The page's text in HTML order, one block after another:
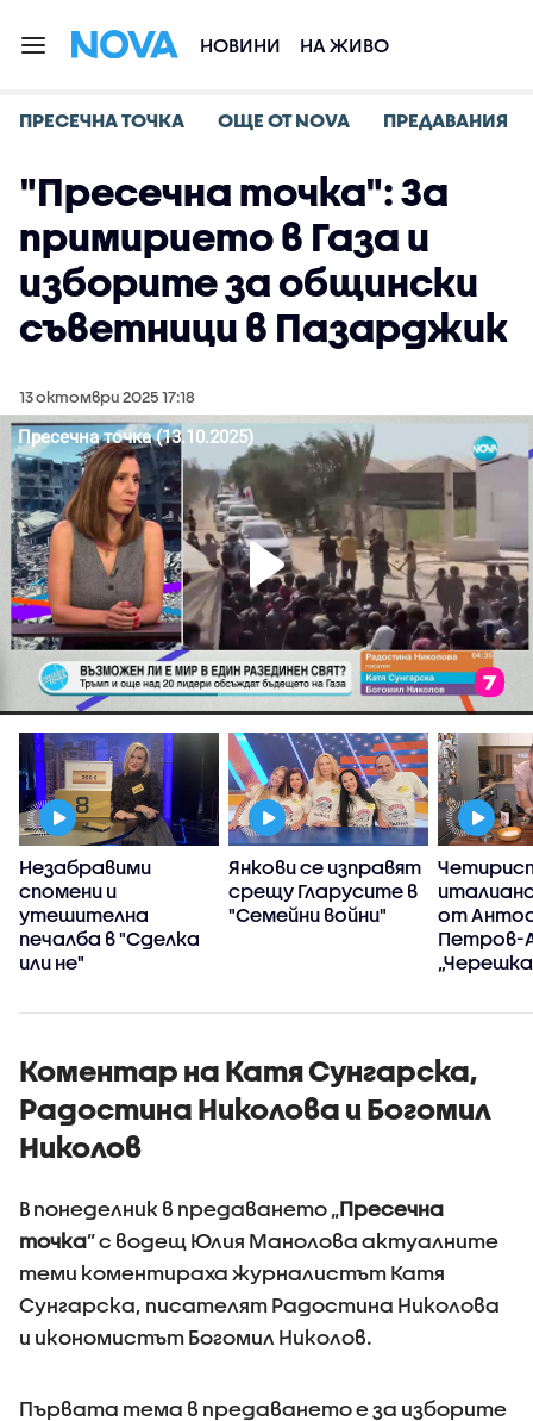
НОВИНИ НА ЖИВО
ПРЕСЕЧНА ТОЧКА ОЩЕ ОТ NOVA ПРЕДАВАНИЯ
"Пресечна точка": За
примирието в Газа и
изборите за общински
съветници в Пазарджик
13 октомври 2025 17:18
Незабравими
спомени и
утешителна
печалба в "Сделка
или не"
Янкови се изправят
срещу Гларусите в
"Семейни войни"
от
Петров-
Коментар на Катя Сунгарска,
Радостина Николова и Богомил
Николов
В понеделник в предаването „Пресечна
точка” с водещ Юлия Манолова актуалните
теми коментираха журналистът Катя
Сунгарска, писателят Радостина Николова
и икономистът Богомил Николов.
Първата тема в предаването е за изборите